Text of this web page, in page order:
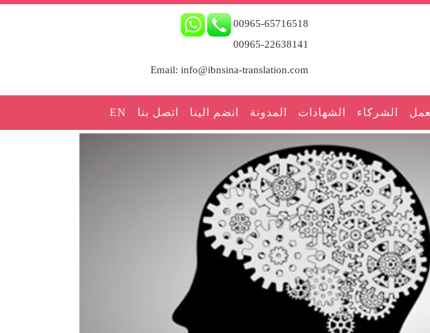
00965-65716518
00965-22638141
Email: info@ibnsina-translation.com
الشركاء الشهادات المدونة انضم الينا اتصل بنا EN